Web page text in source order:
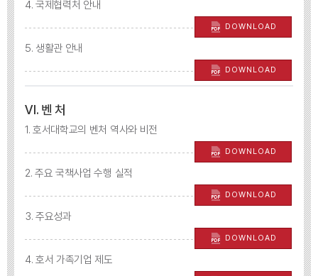
4. 국제협력처 안내
DOWNLOAD
5. 생활관 안내
DOWNLOAD
Ⅵ. 벤 처
1. 호서대학교의 벤처 역사와 비전
DOWNLOAD
2. 주요 국책사업 수행 실적
DOWNLOAD
3. 주요성과
DOWNLOAD
4. 호서 가족기업 제도